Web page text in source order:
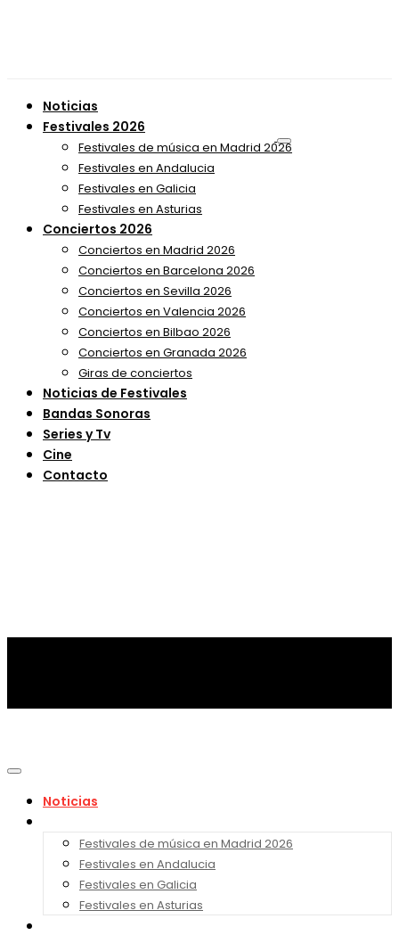
Noticias
Festivales 2026
Festivales de música en Madrid 2026
Festivales en Andalucia
Festivales en Galicia
Festivales en Asturias
Conciertos 2026
Conciertos en Madrid 2026
Conciertos en Barcelona 2026
Conciertos en Sevilla 2026
Conciertos en Valencia 2026
Conciertos en Bilbao 2026
Conciertos en Granada 2026
Giras de conciertos
Noticias de Festivales
Bandas Sonoras
Series y Tv
Cine
Contacto
Noticias
Festivales de música en Madrid 2026
Festivales en Andalucia
Festivales en Galicia
Festivales en Asturias